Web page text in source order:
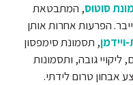
סוטוס, המתבטאת
הפרעות אחרות אותן
, תסמונת סימפסון
ליקויי גובה, ותסמונות
אבחון טרום לידתי.